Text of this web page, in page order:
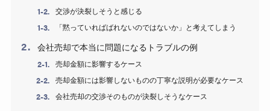
交渉が決裂しそうと感じる
「黙っていればばれないのではないか」と考えてしまう
会社売却で本当に問題になるトラブルの例
売却金額に影響するケース
売却金額には影響しないものの丁寧な説明が必要なケース
会社売却の交渉そのものが決裂しそうなケース